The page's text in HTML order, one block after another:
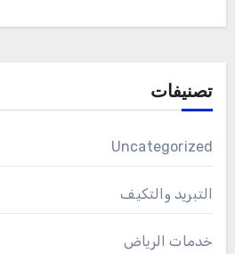
تصنيفات
Uncategorized
التبريد والتكيف
خدمات الرياض